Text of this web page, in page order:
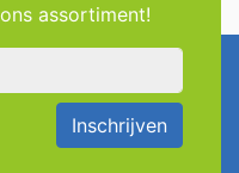
assortiment!
Inschrijven